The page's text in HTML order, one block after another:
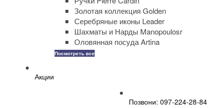
Золотая коллекция Golden
Серебряные иконы Leader
Шахматы и Нарды Manopoulosr
Оловянная посуда Artina
Посмотреть все
Акции
Позвони: 097-224-28-84